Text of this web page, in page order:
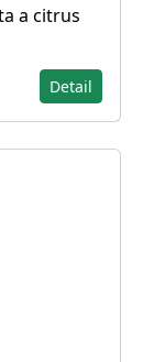
a citrus
Detail